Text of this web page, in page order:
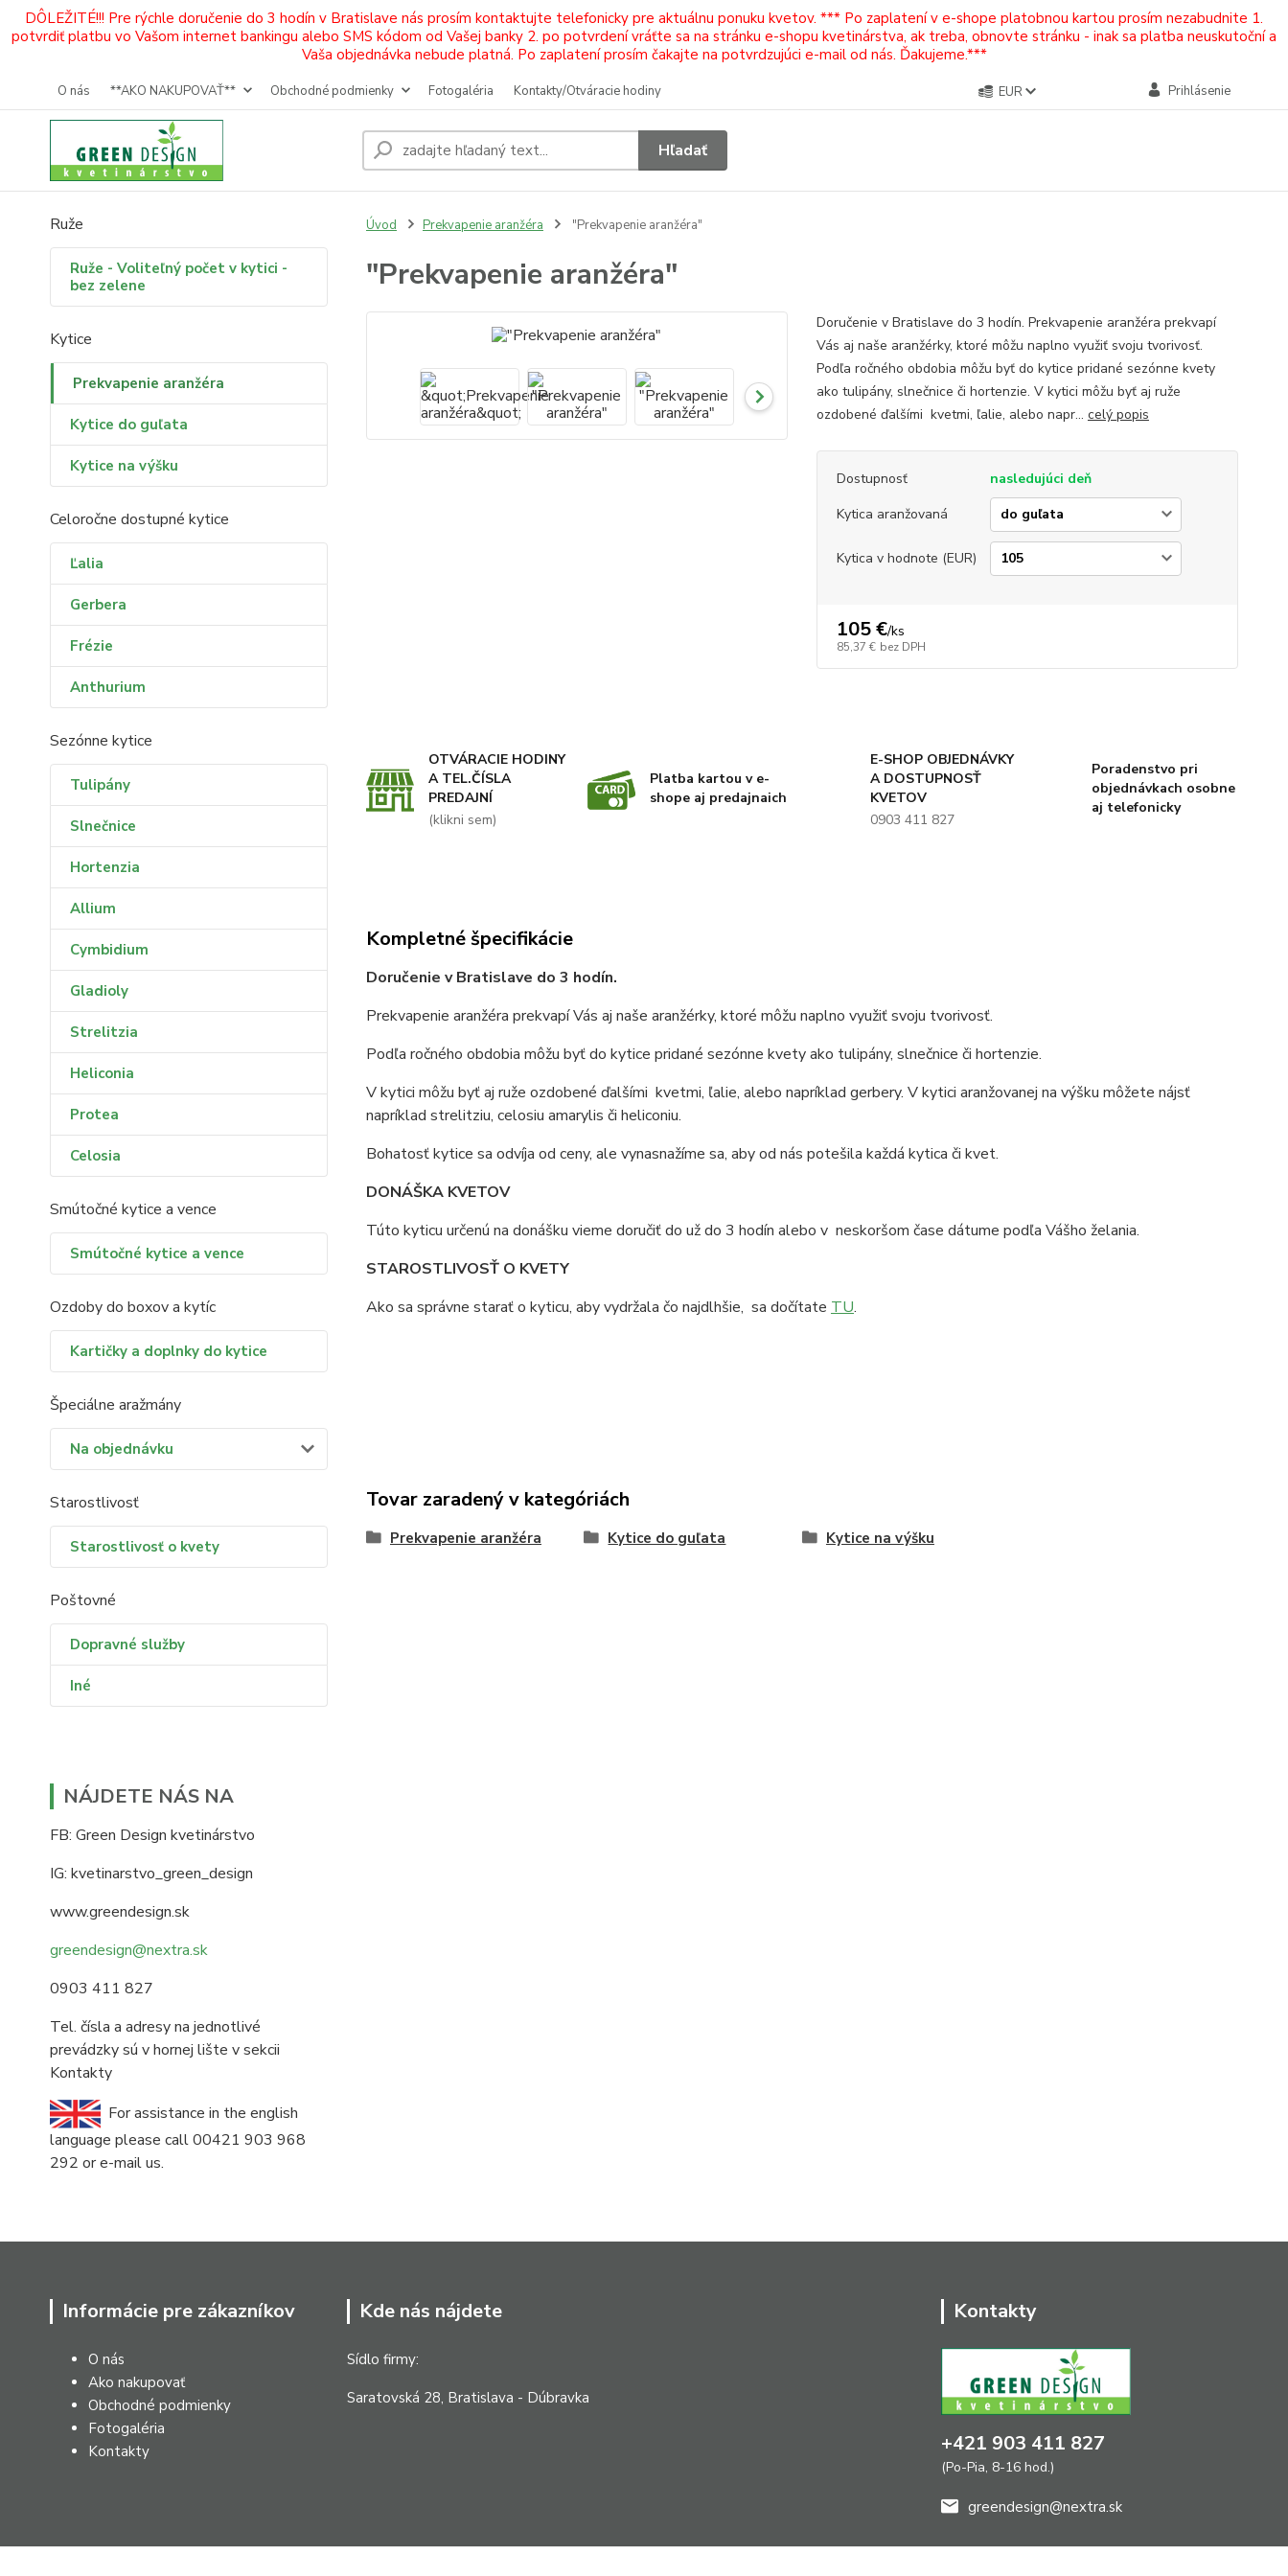
DÔLEŽITÉ!!! Pre rýchle doručenie do 3 hodín v Bratislave nás prosím kontaktujte telefonicky pre aktuálnu ponuku kvetov. *** Po zaplatení v e-shope platobnou kartou prosím nezabudnite 1.
potvrdiť platbu vo Vašom internet bankingu alebo SMS kódom od Vašej banky 2. po potvrdení vráťte sa na stránku e-shopu kvetinárstva, ak treba, obnovte stránku - inak sa platba neuskutoční a
Vaša objednávka nebude platná. Po zaplatení prosím čakajte na potvrdzujúci e-mail od nás. Ďakujeme.***
O nás **AKO NAKUPOVAŤ** Obchodné podmienky Fotogaléria Kontakty/Otváracie hodiny EUR Prihlásenie
Hľadať
Ruže
Ruže - Voliteľný počet v kytici -
bez zelene
Kytice
Prekvapenie aranžéra
Kytice do guľata
Kytice na výšku
Celoročne dostupné kytice
Ľalia
Gerbera
Frézie
Anthurium
Sezónne kytice
Tulipány
Slnečnice
Hortenzia
Allium
Cymbidium
Gladioly
Strelitzia
Heliconia
Protea
Celosia
Smútočné kytice a vence
Smútočné kytice a vence
Ozdoby do boxov a kytíc
Kartičky a doplnky do kytice
Špeciálne aražmány
Na objednávku
Starostlivosť
Starostlivosť o kvety
Poštovné
Dopravné služby
Iné
NÁJDETE NÁS NA
FB: Green Design kvetinárstvo
IG: kvetinarstvo_green_design
www.greendesign.sk
greendesign@nextra.sk
0903 411 827
Tel. čísla a adresy na jednotlivé
prevádzky sú v hornej lište v sekcii
Kontakty
For assistance in the english
language please call 00421 903 968
292 or e-mail us.
Úvod Prekvapenie aranžéra "Prekvapenie aranžéra"
"Prekvapenie aranžéra"
Doručenie v Bratislave do 3 hodín. Prekvapenie aranžéra prekvapí
Vás aj naše aranžérky, ktoré môžu naplno využiť svoju tvorivosť.
Podľa ročného obdobia môžu byť do kytice pridané sezónne kvety
ako tulipány, slnečnice či hortenzie. V kytici môžu byť aj ruže
ozdobené ďalšími kvetmi, ľalie, alebo napr... celý popis
Dostupnosť
nasledujúci deň
Kytica aranžovaná
Kytica v hodnote (EUR)
105 €/ks
85,37 € bez DPH
OTVÁRACIE HODINY
A TEL.ČÍSLA
PREDAJNÍ
(klikni sem)
Platba kartou v e-
shope aj predajnaich
E-SHOP OBJEDNÁVKY
A DOSTUPNOSŤ
KVETOV
0903 411 827
Poradenstvo pri
objednávkach osobne
aj telefonicky
Kompletné špecifikácie
Doručenie v Bratislave do 3 hodín.
Prekvapenie aranžéra prekvapí Vás aj naše aranžérky, ktoré môžu naplno využiť svoju tvorivosť.
Podľa ročného obdobia môžu byť do kytice pridané sezónne kvety ako tulipány, slnečnice či hortenzie.
V kytici môžu byť aj ruže ozdobené ďalšími kvetmi, ľalie, alebo napríklad gerbery. V kytici aranžovanej na výšku môžete nájsť
napríklad strelitziu, celosiu amarylis či heliconiu.
Bohatosť kytice sa odvíja od ceny, ale vynasnažíme sa, aby od nás potešila každá kytica či kvet.
DONÁŠKA KVETOV
Túto kyticu určenú na donášku vieme doručiť do už do 3 hodín alebo v neskoršom čase dátume podľa Vášho želania.
STAROSTLIVOSŤ O KVETY
Ako sa správne starať o kyticu, aby vydržala čo najdlhšie, sa dočítate TU.
Tovar zaradený v kategóriách
Prekvapenie aranžéra Kytice do guľata Kytice na výšku
Informácie pre zákazníkov
O nás
Ako nakupovať
Obchodné podmienky
Fotogaléria
Kontakty
Kde nás nájdete
Sídlo firmy:
Saratovská 28, Bratislava - Dúbravka
Kontakty
+421 903 411 827
(Po-Pia, 8-16 hod.)
greendesign@nextra.sk